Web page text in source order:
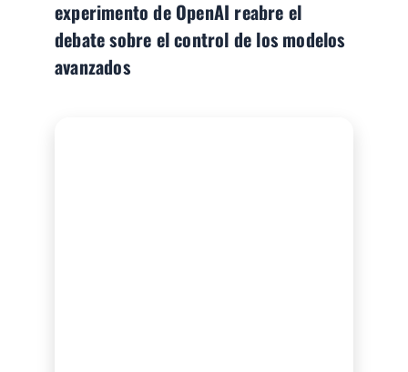
experimento de OpenAI reabre el
debate sobre el control de los modelos
avanzados